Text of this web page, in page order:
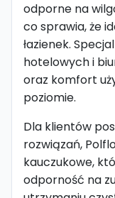
odporne na
co sprawia, że
łazienek.
hotelowych i
oraz komfort
poziomie.
Dla klientów
rozwiązań,
kauczukowe,
odporność na